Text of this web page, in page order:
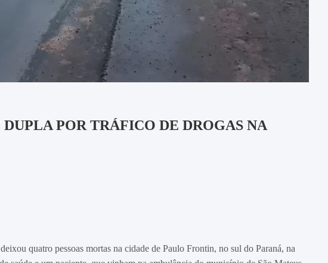
POR TRÁFICO DE DROGAS NA
quatro pessoas mortas na cidade de Paulo Frontin, no sul do Paraná, na